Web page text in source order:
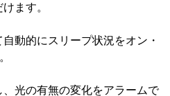
ます。
動的にスリープ状況をオン・
、光の有無の変化をアラームで